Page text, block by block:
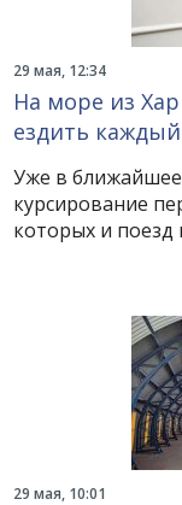
29 мая, 12:34
На море из
ездить
Уже в
курсирование
которых и поезд
29 мая, 10:01